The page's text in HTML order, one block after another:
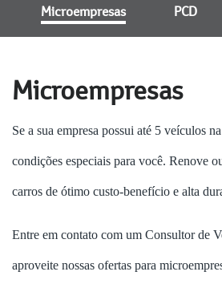
Microempresas PCD
Microempresas
Se a sua empresa possui até 5 veículos
condições especiais para você. Renove
carros de ótimo custo-benefício e alta
Entre em contato com um Consultor de
aproveite nossas ofertas para